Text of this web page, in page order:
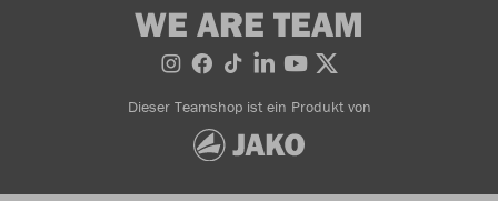
WE ARE TEAM
Dieser Teamshop ist ein Produkt von